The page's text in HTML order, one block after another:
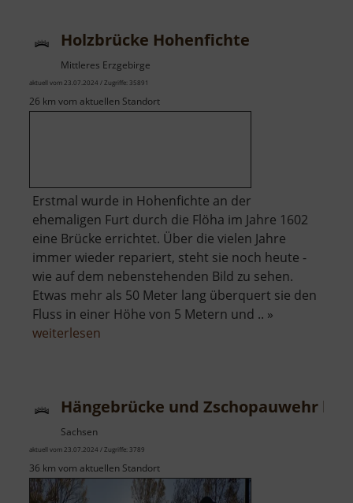
Holzbrücke Hohenfichte
Mittleres Erzgebirge
aktuell vom 23.07.2024 / Zugriffe: 35891
26 km vom aktuellen Standort
Erstmal wurde in Hohenfichte an der
ehemaligen Furt durch die Flöha im Jahre 1602
eine Brücke errichtet. Über die vielen Jahre
immer wieder repariert, steht sie noch heute -
wie auf dem nebenstehenden Bild zu sehen.
Etwas mehr als 50 Meter lang überquert sie den
Fluss in einer Höhe von 5 Metern und .. »
weiterlesen
Hängebrücke und Zschopauwehr bei
Sachsen
aktuell vom 23.07.2024 / Zugriffe: 3789
36 km vom aktuellen Standort